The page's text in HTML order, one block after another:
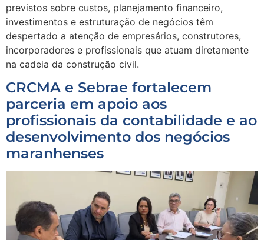
previstos sobre custos, planejamento financeiro,
investimentos e estruturação de negócios têm
despertado a atenção de empresários, construtores,
incorporadores e profissionais que atuam diretamente
na cadeia da construção civil.
CRCMA e Sebrae fortalecem
parceria em apoio aos
profissionais da contabilidade e ao
desenvolvimento dos negócios
maranhenses